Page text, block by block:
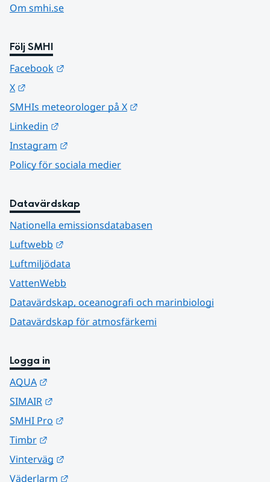
Om smhi.se
Följ SMHI
Facebook
X
SMHIs meteorologer på X
Linkedin
Instagram
Policy för sociala medier
Datavärdskap
Nationella emissionsdatabasen
Luftwebb
Luftmiljödata
VattenWebb
Datavärdskap, oceanografi och marinbiologi
Datavärdskap för atmosfärkemi
Logga in
AQUA
SIMAIR
SMHI Pro
Timbr
Vinterväg
Väderlarm